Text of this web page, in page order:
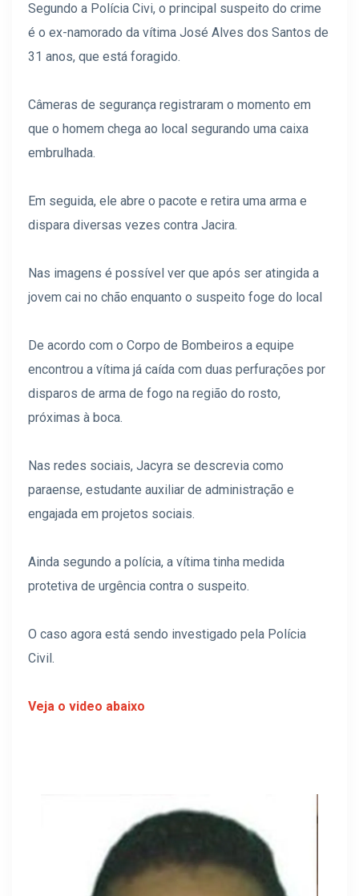
Segundo a Polícia Civi, o principal suspeito do crime
é o ex-namorado da vítima José Alves dos Santos de
31 anos, que está foragido.
Câmeras de segurança registraram o momento em
que o homem chega ao local segurando uma caixa
embrulhada.
Em seguida, ele abre o pacote e retira uma arma e
dispara diversas vezes contra Jacira.
Nas imagens é possível ver que após ser atingida a
jovem cai no chão enquanto o suspeito foge do local
De acordo com o Corpo de Bombeiros a equipe
encontrou a vítima já caída com duas perfurações por
disparos de arma de fogo na região do rosto,
próximas à boca.
Nas redes sociais, Jacyra se descrevia como
paraense, estudante auxiliar de administração e
engajada em projetos sociais.
Ainda segundo a polícia, a vítima tinha medida
protetiva de urgência contra o suspeito.
O caso agora está sendo investigado pela Polícia
Civil.
Veja o video abaixo